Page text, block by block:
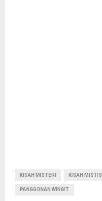
KISAH MISTERI KISAH MISTIS
PANGGONAN WINGIT